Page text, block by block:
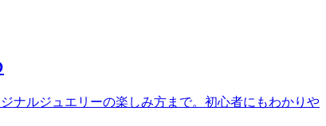
ナルジュエリーの楽しみ方まで。初心者にもわかりや